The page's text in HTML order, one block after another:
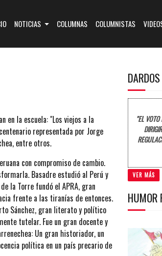
(CURRENT)
NOTICIAS COLUMNAS COLUMNISTAS
en la escuela: "Los viejos a la
representada por Jorge
entre otros.
con compromiso de cambio.
Basadre estudió al Perú y
la Torre fundó el APRA, gran
frente a las tiranías de entonces.
Sánchez, gran literato y político
tutelar. Fue un gran docente y
Un gran historiador, un
política en un país precario de
DARDOS
"EL
VER MÁS
HUMOR